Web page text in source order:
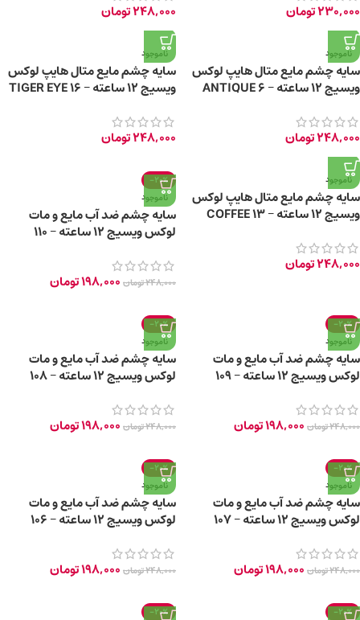
230,000تومان 248,000تومان
ناموجود
سایه چشم مایع متال هایپ لوکس
ویسیج 12 ساعته – 6 ANTIQUE
248,000تومان
ناموجود
سایه چشم مایع متال هایپ لوکس
ویسیج 12 ساعته – 16 TIGER EYE
248,000تومان
ناموجود
سایه چشم مایع متال هایپ لوکس
ویسیج 12 ساعته – 13 COFFEE
248,000تومان
-20%
ناموجود
سایه چشم ضد آب مایع و مات
لوکس ویسیج 12 ساعته – 110
248,000تومان 198,000تومان
-20%
ناموجود
سایه چشم ضد آب مایع و مات
لوکس ویسیج 12 ساعته – 109
248,000تومان 198,000تومان
-20%
ناموجود
سایه چشم ضد آب مایع و مات
لوکس ویسیج 12 ساعته – 108
248,000تومان 198,000تومان
-20%
ناموجود
سایه چشم ضد آب مایع و مات
لوکس ویسیج 12 ساعته – 107
248,000تومان 198,000تومان
-20%
ناموجود
سایه چشم ضد آب مایع و مات
لوکس ویسیج 12 ساعته – 106
248,000تومان 198,000تومان
-20%
-20%